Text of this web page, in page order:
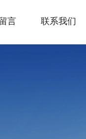
言 联系我们